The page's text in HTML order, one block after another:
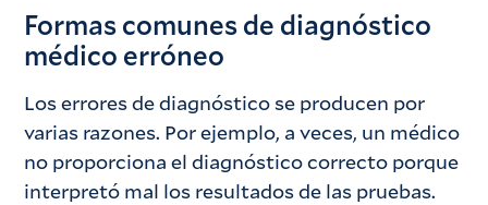
Formas comunes de diagnóstico
médico erróneo
Los errores de diagnóstico se producen por
varias razones. Por ejemplo, a veces, un médico
no proporciona el diagnóstico correcto porque
interpretó mal los resultados de las pruebas.